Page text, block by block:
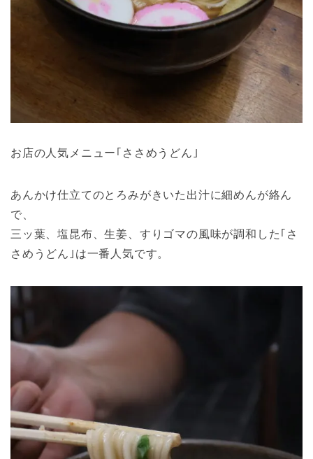
お店の人気メニュー｢ささめうどん｣
あんかけ仕立てのとろみがきいた出汁に細めんが絡ん
で、
三ッ葉、塩昆布、生姜、すりゴマの風味が調和した｢さ
さめうどん｣は一番人気です。